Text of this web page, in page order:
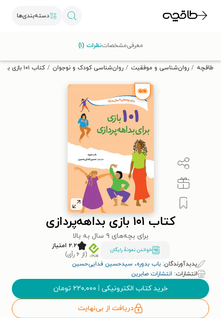
دسته‌بندی‌ها
تخفیف از طاقچه دریافت کن.
طاقچه روان‌شناسی و موفقیت روان‌شناسی کودک و نوجوان کتاب ۱۰۱ بازی بداهه‌پردازی
کتاب ۱۰۱ بازی بداهه‌پردازی
برای بچه‌های ۹ سال به بالا
خواندن نمونۀ رایگان
۲.۲ امتیاز
(از ۶ رأی)
پدیدآورندگان: باب بدوره، سیدحسین فدایی‌حسین
انتشارات: انتشارات صابرین
خرید کتاب الکترونیکی | ۲۲۰,۰۰۰ تومان
دریافت از بی‌نهایت
معرفیمشخصاتنظرات (۱)